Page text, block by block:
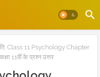
Class 11 Psychology Chapter
11वीं के प्रश्न उत्तर